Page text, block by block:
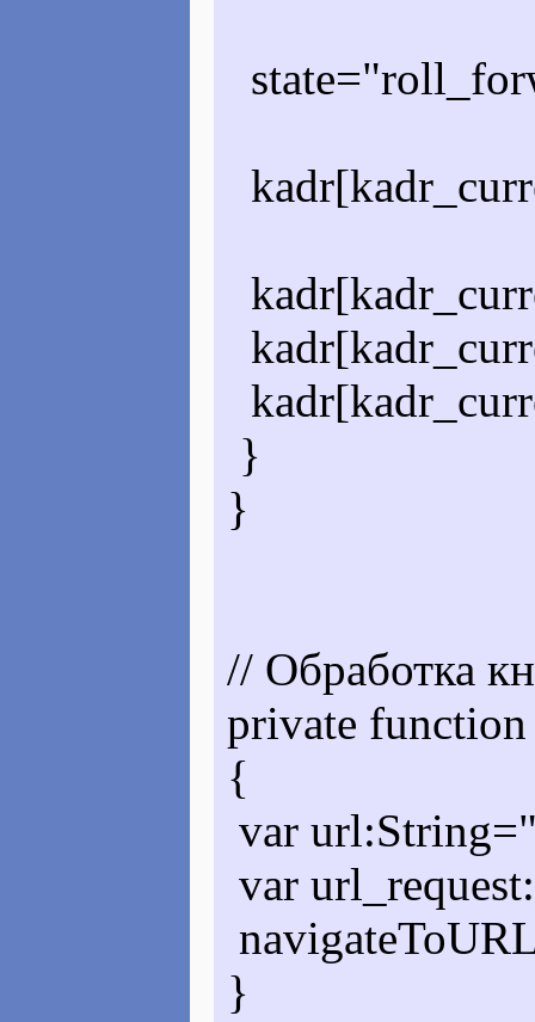
}
}
// Обработка
private
{
var
var
}